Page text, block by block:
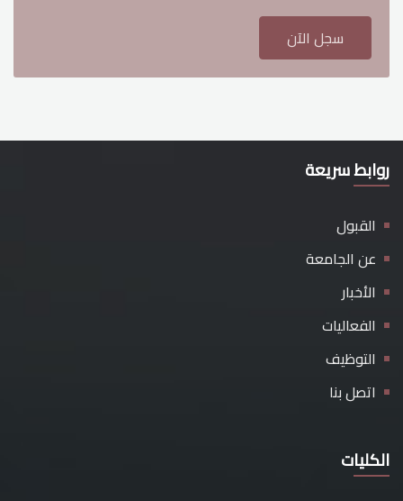
سجل الآن
روابط سريعة
القبول
عن الجامعة
الأخبار
الفعاليات
التوظيف
اتصل بنا
الكليات